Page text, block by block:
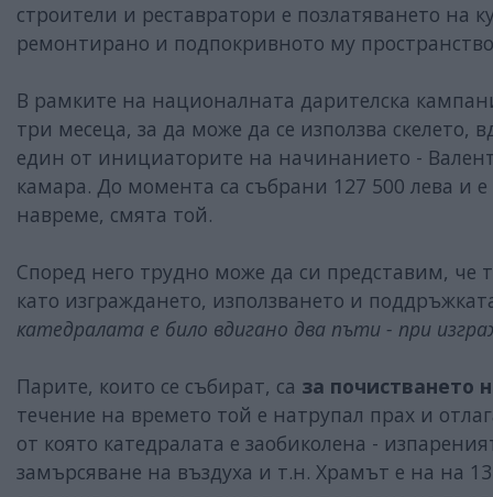
строители и реставратори е позлатяването на
ремонтирано и подпокривното му
В рамките на националната дарителска
три месеца, за да може да се използва скелето,
един от инициаторите на начинанието -
камара. До момента са събрани 127 500 лева и
навреме, смята той.
Според него трудно може да си представим, че
като изграждането, използването и
катедралата е било вдигано два пъти - при
Парите, които се събират, са за почистването
течение на времето той е натрупал прах и
от която катедралата е заобиколена -
замърсяване на въздуха и т.н. Храмът е на на